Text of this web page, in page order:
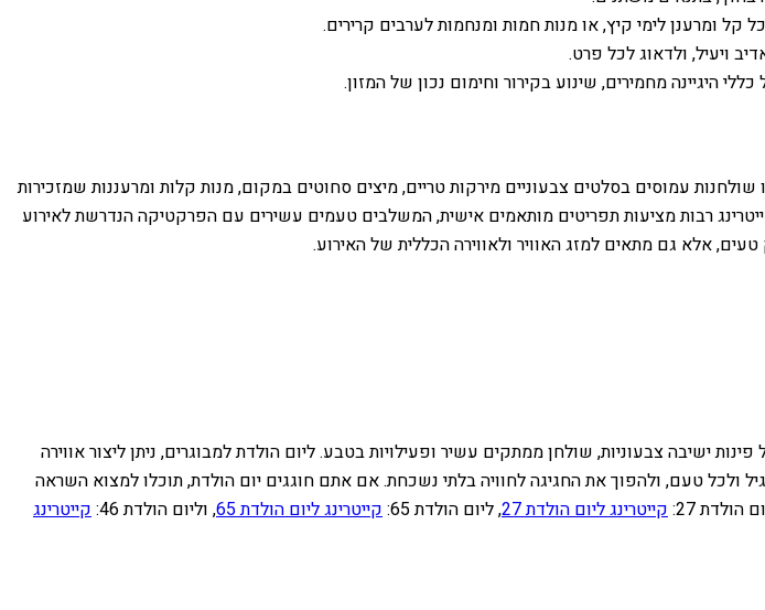
ומרענן לימי קיץ, או מנות חמות ומנחמות לערבים קרירים.
ויעיל, ולדאוג לכל פרט.
היגיינה מחמירים, שינוע בקירור וחימום נכון של המזון.
עמוסים בסלטים צבעוניים מירקות טריים, מיצים סחוטים במקום, מנות קלות ומרעננות שמזכירות
רבות מציעות תפריטים מותאמים אישית, המשלבים טעמים עשירים עם הפרקטיקה הנדרשת לאירוע
אלא גם מתאים למזג האוויר ולאווירה הכללית של האירוע.
ישיבה צבעוניות, שולחן ממתקים עשיר ופעילויות בטבע. ליום הולדת למבוגרים, ניתן ליצור אווירה
ולכל טעם, ולהפוך את החגיגה לחוויה בלתי נשכחת. אם אתם חוגגים יום הולדת, תוכלו למצוא השראה
הולדת 27: קייטרינג ליום הולדת 27 , ליום הולדת 65: קייטרינג ליום הולדת 65 , וליום הולדת 46:
קייטרינג